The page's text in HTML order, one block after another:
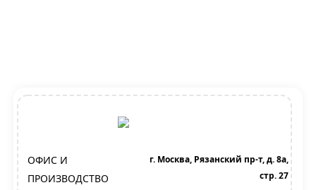
ОФИС И
ПРОИЗВОДСТВО
г. Москва, Рязанский пр-т, д. 8а,
стр. 27